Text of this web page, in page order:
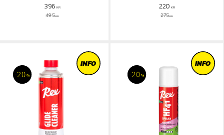
396 KR
495KR
220 KR
275KR
20 %
INFO
20 %
INFO